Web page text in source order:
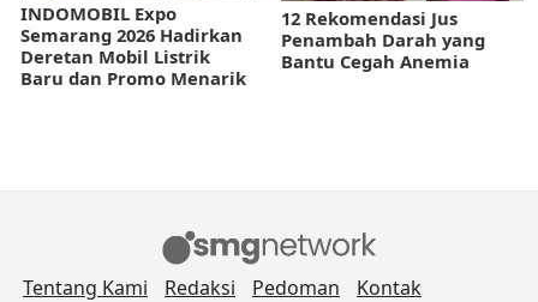
INDOMOBIL Expo
Semarang 2026 Hadirkan
Deretan Mobil Listrik
Baru dan Promo Menarik
12 Rekomendasi Jus
Penambah Darah yang
Bantu Cegah Anemia
Tentang Kami Redaksi Pedoman Kontak